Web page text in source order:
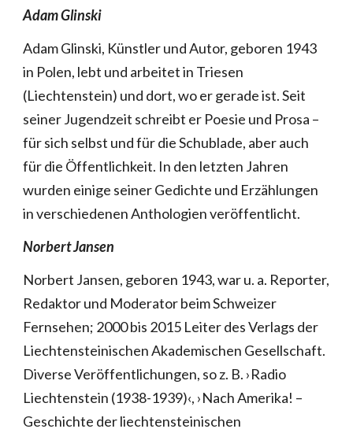
Adam Glinski
Adam Glinski, Künstler und Autor, geboren 1943
in Polen, lebt und arbeitet in Triesen
(Liechtenstein) und dort, wo er gerade ist. Seit
seiner Jugendzeit schreibt er Poesie und Prosa –
für sich selbst und für die Schublade, aber auch
für die Öffentlichkeit. In den letzten Jahren
wurden einige seiner Gedichte und Erzählungen
in verschiedenen Anthologien veröffentlicht.
Norbert Jansen
Norbert Jansen, geboren 1943, war u. a. Reporter,
Redaktor und Moderator beim Schweizer
Fernsehen; 2000 bis 2015 Leiter des Verlags der
Liechtensteinischen Akademischen Gesellschaft.
Diverse Veröffentlichungen, so z. B. ›Radio
Liechtenstein (1938-1939)‹, ›Nach Amerika! –
Geschichte der liechtensteinischen